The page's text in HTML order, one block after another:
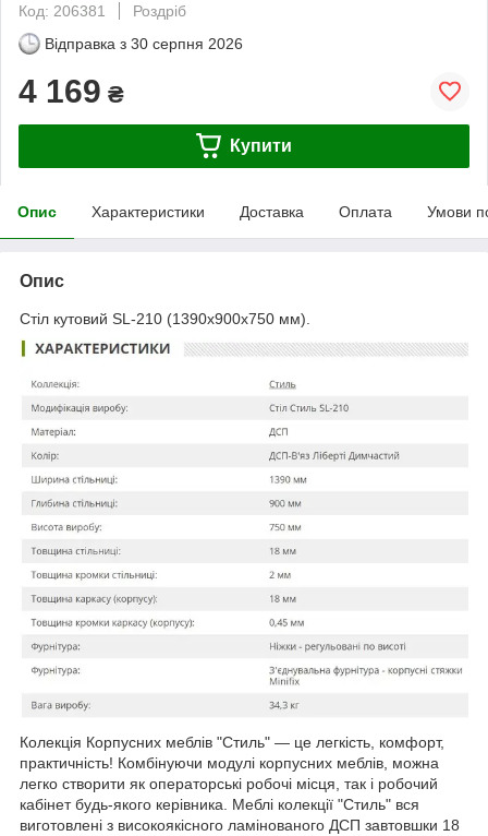
Код: 206381
Роздріб
Відправка з 30 серпня 2026
4 169 ₴
Купити
Опис Характеристики Доставка Оплата Умови
Опис
Стіл кутовий SL-210 (1390х900х750 мм).
Колекція Корпусних меблів "Стиль" — це легкість, комфорт,
практичність! Комбінуючи модулі корпусних меблів, можна
легко створити як операторські робочі місця, так і робочий
кабінет будь-якого керівника. Меблі колекції "Стиль" вся
виготовлені з високоякісного ламінованого ДСП завтовшки 18